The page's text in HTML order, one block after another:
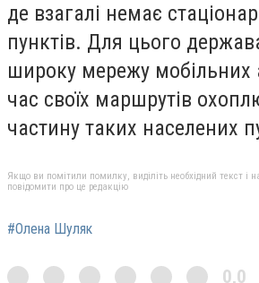
де взагалі немає
пунктів. Для цього
широку мережу мобільних
час своїх маршрутів
частину таких населених
Якщо ви помітили помилку, виділіть необхідний текст і
повідомити про це редакцію
#Олена Шуляк
0,0